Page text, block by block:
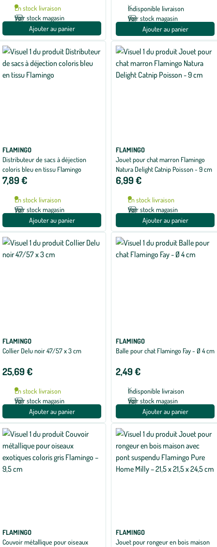
En stock livraison
Voir stock magasin
Ajouter au panier
Indisponible livraison
Voir stock magasin
Ajouter au panier
FLAMINGO
Distributeur de sacs à déjection
coloris bleu en tissu Flamingo
7,89 €
En stock livraison
Voir stock magasin
Ajouter au panier
FLAMINGO
Jouet pour chat marron Flamingo
Natura Delight Catnip Poisson - 9 cm
6,99 €
En stock livraison
Voir stock magasin
Ajouter au panier
FLAMINGO
Collier Delu noir 47/57 x 3 cm
25,69 €
En stock livraison
Voir stock magasin
Ajouter au panier
FLAMINGO
Balle pour chat Flamingo Fay - Ø 4 cm
2,49 €
Indisponible livraison
Voir stock magasin
Ajouter au panier
FLAMINGO
Couvoir métallique pour oiseaux
FLAMINGO
Jouet pour rongeur en bois maison